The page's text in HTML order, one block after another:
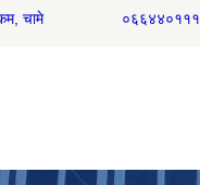
चामे ०६६४४०१११